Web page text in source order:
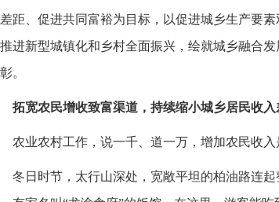
距、促进共同富裕为目标，以促进城乡生产要
进新型城镇化和乡村全面振兴，绘就城乡融合
。
拓宽农民增收致富渠道，持续缩小城乡居民收入
农业农村工作，说一千、道一万，增加农民收入
冬日时节，太行山深处，宽敞平坦的柏油路连